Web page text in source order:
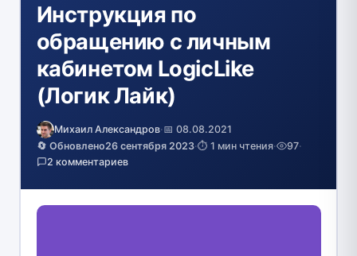
Инструкция по
обращению с личным
кабинетом LogicLike
(Логик Лайк)
Михаил Александров·📅 08.08.2021
🔄 Обновлено26 сентября 2023·⏱️ 1 мин чтения· 97·
2 комментариев